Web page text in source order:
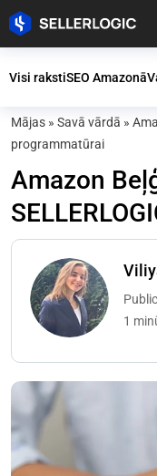
Visi rakstiSEO Amazonā
Mājas » Savā vārdā »
programmatūrai
Amazon
1